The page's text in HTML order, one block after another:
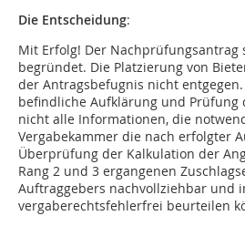
Die Entscheidung:
Mit Erfolg! Der Nachprüfungsantrag
begründet. Die Platzierung von
der Antragsbefugnis nicht
befindliche Aufklärung und Prüfung
nicht alle Informationen, die
Vergabekammer die nach erfolgter
Überprüfung der Kalkulation der
Rang 2 und 3 ergangenen
Auftraggebers nachvollziehbar und
vergaberechtsfehlerfrei beurteilen